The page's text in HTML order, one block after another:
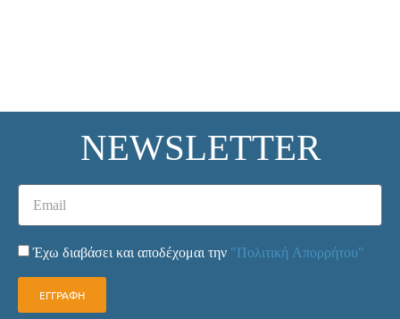
NEWSLETTER
Έχω διαβάσει και αποδέχομαι την "Πολιτική Απορρήτου"
ΕΓΓΡΑΦΗ